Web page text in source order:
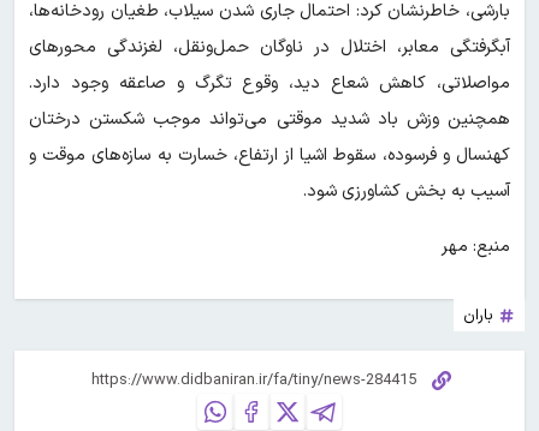
بارشی، خاطرنشان کرد: احتمال جاری شدن سیلاب، طغیان رودخانه‌ها،
آبگرفتگی معابر، اختلال در ناوگان حمل‌ونقل، لغزندگی محورهای
مواصلاتی، کاهش شعاع دید، وقوع تگرگ و صاعقه وجود دارد.
همچنین وزش باد شدید موقتی می‌تواند موجب شکستن درختان
کهنسال و فرسوده، سقوط اشیا از ارتفاع، خسارت به سازه‌های موقت و
آسیب به بخش کشاورزی شود.
منبع: مهر
باران